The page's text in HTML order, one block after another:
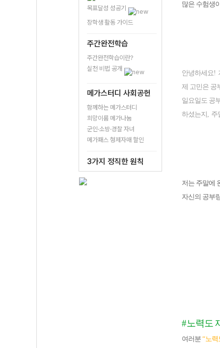
목표달성 성공기
장학생 활동 가이드
주간완전학습
주간완전학습이란?
실천 비법 공개
메가스터디 사회공헌
함께하는 메가스터디
희망이룸 메가나눔
군인·소방·경찰 자녀
메가패스 형제자매 할인
3가지 정직한 원칙
많은 수험생
안녕하세요!
제 고민은 공
일요일도 공
하셨는지 , 주
저는 주말에
자신의 공부
#노력도
여러분 “노력